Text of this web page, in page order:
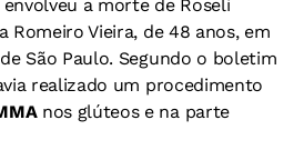
a morte de Roseli
Romeiro Vieira, de 48 anos, em
São Paulo. Segundo o boletim
realizado um procedimento
nos glúteos e na parte